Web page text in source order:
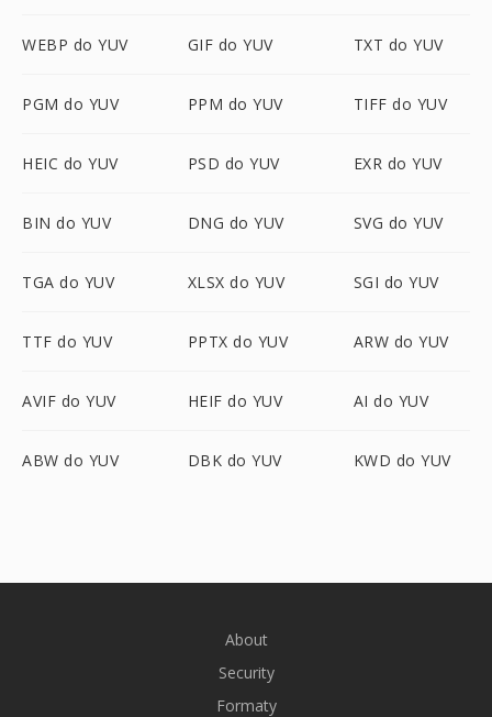
WEBP do YUV GIF do YUV TXT do YUV
PGM do YUV PPM do YUV TIFF do YUV
HEIC do YUV PSD do YUV EXR do YUV
BIN do YUV DNG do YUV SVG do YUV
TGA do YUV XLSX do YUV SGI do YUV
TTF do YUV PPTX do YUV ARW do YUV
AVIF do YUV HEIF do YUV AI do YUV
ABW do YUV DBK do YUV KWD do YUV
About
Security
Formaty